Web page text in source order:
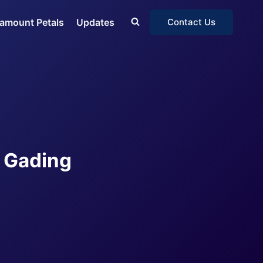
Petals Updates Contact Us